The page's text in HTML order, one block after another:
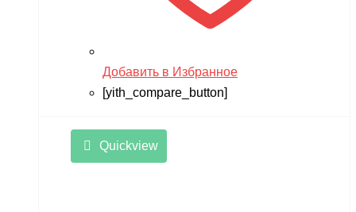
Добавить в Избранное
[yith_compare_button]
Quickview